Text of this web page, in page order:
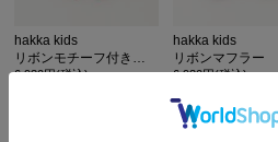
hakka kids
リボンモチーフ付きネックウォ-マー
6,930円(税込)
hakka kids
リボンマフラー
6,930円(税込)